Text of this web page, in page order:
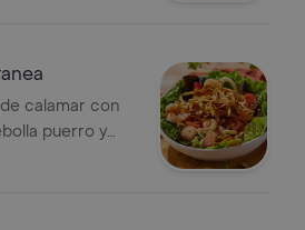
calamar con
puerro y
sobre lechuga